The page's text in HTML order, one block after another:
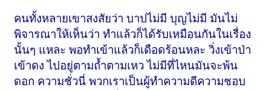
คนทั้งหลายเขาสงสัยว่า บาปไม่มี บุญไม่มี มันไม่
พิจารณาให้เห็นว่า ทำแล้วก็ได้รับเหมือนกันในเรื่อง
นั้นๆ แหละ พอทำเข้าแล้วก็เดือดร้อนหละ วิ่งเข้าป่า
เข้าดง ไปอยู่ตามถ้ำตามเหว ไม่มีที่ไหนมันจะพ้น
ดอก ความชั่วนี่ พวกเราเป็นผู้ทำความดีความชอบ